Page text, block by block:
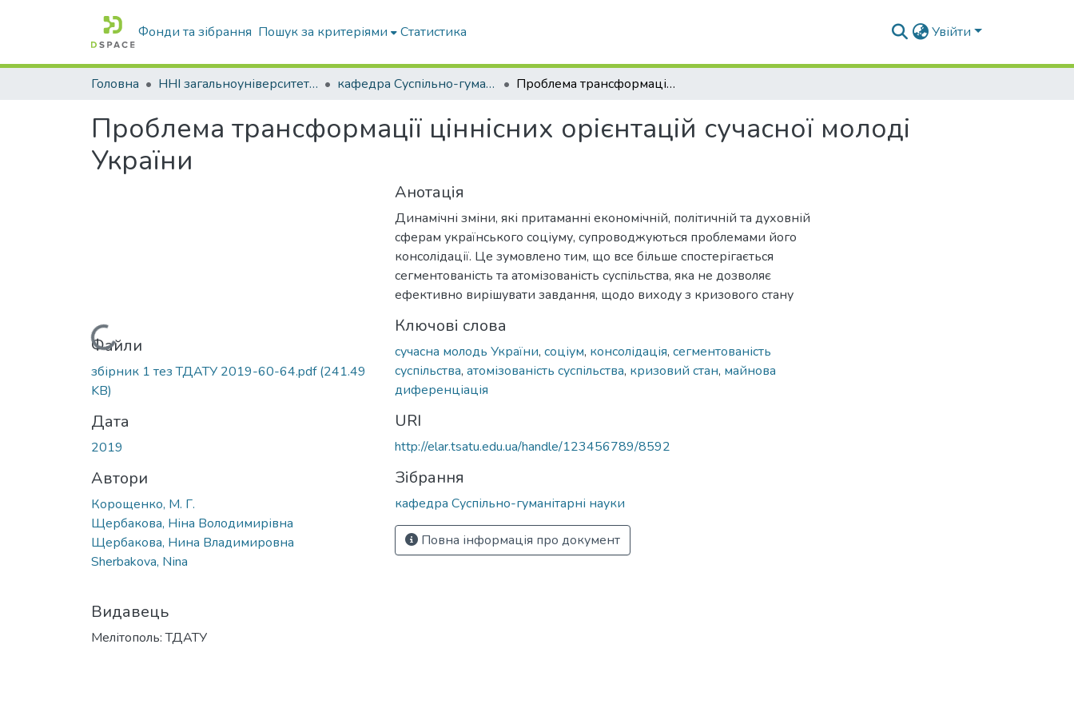
Фонди та зібрання Пошук за критеріями Статистика Увійти
Головна ННІ загальноуніверситетської підготовки кафедра Суспільно-гуманітарні науки Проблема трансформації ціннісних орієнтацій сучасної молоді України
Проблема трансформації ціннісних орієнтацій сучасної молоді
України
Вантажиться...
Файли
збірник 1 тез ТДАТУ 2019-60-64.pdf(241.49
KB)
Дата
2019
Автори
Корощенко, М. Г.
Щербакова, Ніна Володимирівна
Щербакова, Нина Владимировна
Sherbakova, Nіna
Видавець
Мелітополь: ТДАТУ
Анотація
Динамічні зміни, які притаманні економічній, політичній та духовній
сферам українського соціуму, супроводжуються проблемами його
консолідації. Це зумовлено тим, що все більше спостерігається
сегментованість та атомізованість суспільства, яка не дозволяє
ефективно вирішувати завдання, щодо виходу з кризового стану
Ключові слова
сучасна молодь України, соціум, консолідація, сегментованість
суспільства, атомізованість суспільства, кризовий стан, майнова
диференціація
URI
http://elar.tsatu.edu.ua/handle/123456789/8592
Зібрання
кафедра Суспільно-гуманітарні науки
Повна інформація про документ